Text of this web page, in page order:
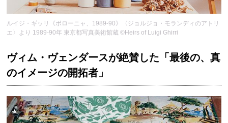
ルイジ・ギッリ《ボローニャ、1989-90》〈ジョルジョ・モランディのアトリ
エ〉より 1989-90年 東京都写真美術館蔵 ©Heirs of Luigi Ghirri
ヴィム・ヴェンダースが絶賛した「最後の、真
のイメージの開拓者」